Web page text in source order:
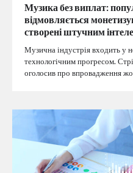
Музика без виплат:
відмовляється
створені штучним
Музична індустрія входить у
технологічним прогресом.
оголосив про впровадження